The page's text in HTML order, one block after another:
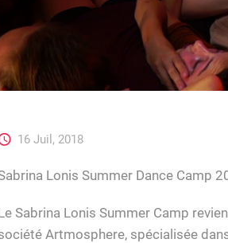
16 Juil, 2018
Lonis Summer Dance Camp
Sabrina Lonis Summer Camp
Artmosphere, spécialisée